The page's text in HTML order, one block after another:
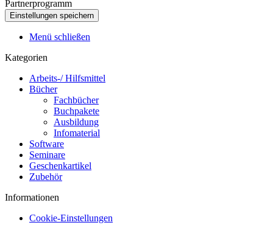
Partnerprogramm
Menü schließen
Kategorien
Arbeits-/ Hilfsmittel
Bücher
Fachbücher
Buchpakete
Ausbildung
Infomaterial
Software
Seminare
Geschenkartikel
Zubehör
Informationen
Cookie-Einstellungen